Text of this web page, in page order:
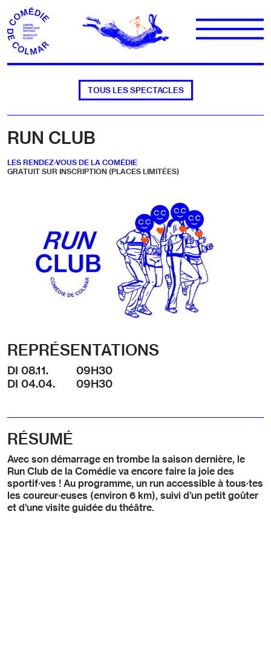
Aller au contenu
TOUS LES SPECTACLES
RUN CLUB
LES RENDEZ-VOUS DE LA COMÉDIE
GRATUIT SUR INSCRIPTION (PLACES LIMITÉES)
REPRÉSENTATIONS
DI 08.11.
09H30
DI 04.04.
09H30
RÉSUMÉ
Avec son démarrage en trombe la saison dernière, le
Run Club de la Comédie va encore faire la joie des
sportif·ves ! Au programme, un run accessible à tous·tes
les coureur·euses (environ 6 km), suivi d’un petit goûter
et d’une visite guidée du théâtre.